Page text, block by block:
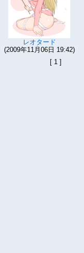
レオタード
(2009年11月06日 19:42)
[ 1 ]